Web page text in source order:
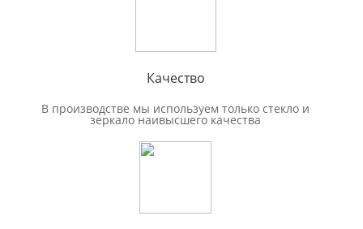
Качество
В производстве мы используем только стекло и
зеркало наивысшего качества